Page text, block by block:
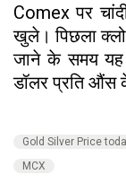
Comex पर
खुले। पिछला
जाने के समय यह
डॉलर प्रति औंस
Gold Silver Price
MCX